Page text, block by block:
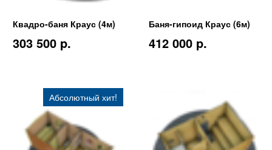
Квадро-баня Краус (4м)
303 500 p.
Баня-гипоид Краус (6м)
412 000 p.
Абсолютный хит!